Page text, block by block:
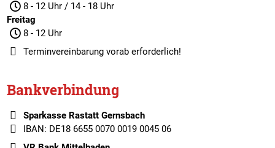
8 - 12 Uhr / 14 - 18 Uhr
Freitag
8 - 12 Uhr
Terminvereinbarungvorab erforderlich!
Bankverbindung
Sparkasse Rastatt Gernsbach
IBAN: DE18 6655 0070 0019 0045 06